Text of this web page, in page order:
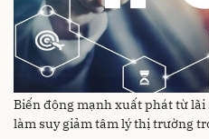
Biến động mạnh xuất phát từ
làm suy giảm tâm lý thị trường